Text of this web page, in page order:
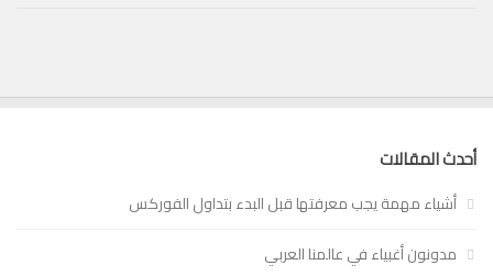
أحدث المقالات
أشياء مهمة يجب معرفتها قبل البدء بتداول الفوركس
مدونون أغبياء في عالمنا العربي